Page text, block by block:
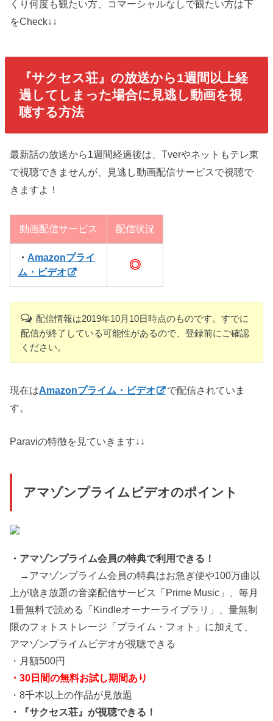
くり何度も観たい方、コマーシャルなしで観たい方は下
をCheck↓↓
『サクセス荘』の放送から1週間以上経
過してしまった場合に見逃し動画を視
聴する方法
最新話の放送から1週間経過後は、Tverやネットもテレ東
で視聴できませんが、見逃し動画配信サービスで視聴で
きますよ！
動画配信サービス 配信状況
・Amazonプライ
ム・ビデオ
◎
配信情報は2019年10月10日時点のものです。すでに
配信が終了している可能性があるので、登録前にご確認
ください。
現在はAmazonプライム・ビデオ
で配信されていま
す。
Paraviの特徴を見ていきます↓↓
アマゾンプライムビデオのポイント
・アマゾンプライム会員の特典で利用できる！
→アマゾンプライム会員の特典はお急ぎ便や100万曲以
上が聴き放題の音楽配信サービス「Prime Music」、毎月
1冊無料で読める「Kindleオーナーライブラリ」、量無制
限のフォトストレージ「プライム・フォト」に加えて、
アマゾンプライムビデオが視聴できる
・月額500円
・30日間の無料お試し期間あり
・8千本以上の作品が見放題
・『サクセス荘』が視聴できる！